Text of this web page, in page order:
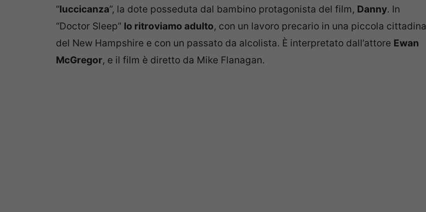
“luccicanza”, la dote posseduta dal bambino protagonista del film, Danny. In
“Doctor Sleep” lo ritroviamo adulto, con un lavoro precario in una piccola cittadina
del New Hampshire e con un passato da alcolista. È interpretato dall’attore Ewan
McGregor, e il film è diretto da Mike Flanagan.